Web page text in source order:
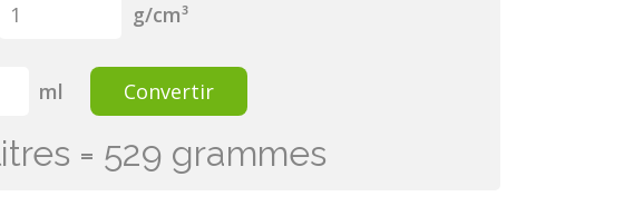
g/cm³
ml Convertir
= 529 grammes